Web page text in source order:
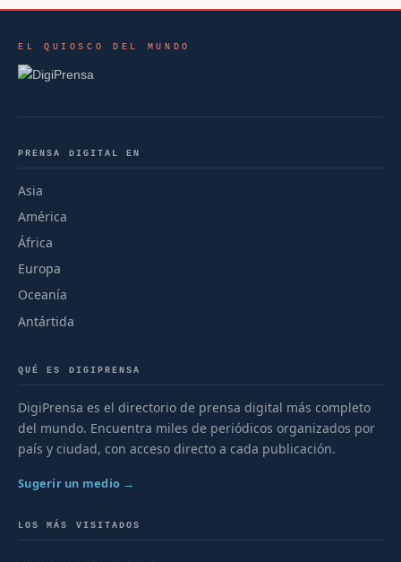
EL QUIOSCO DEL MUNDO
PRENSA DIGITAL EN
Asia
América
África
Europa
Oceanía
Antártida
QUÉ ES DIGIPRENSA
DigiPrensa es el directorio de prensa digital más completo
del mundo. Encuentra miles de periódicos organizados por
país y ciudad, con acceso directo a cada publicación.
Sugerir un medio →
LOS MÁS VISITADOS